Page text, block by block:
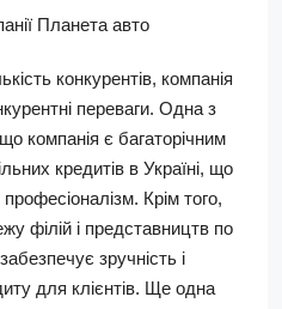
Планета авто
конкурентів, компанія
переваги. Одна з
компанія є багаторічним
кредитів в Україні, що
професіоналізм. Крім того,
філій і представництв по
зручність і
для клієнтів. Ще одна